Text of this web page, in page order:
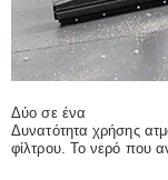
Δύο σε ένα
Δυνατότητα χρήσης
φίλτρου. Το νερό που